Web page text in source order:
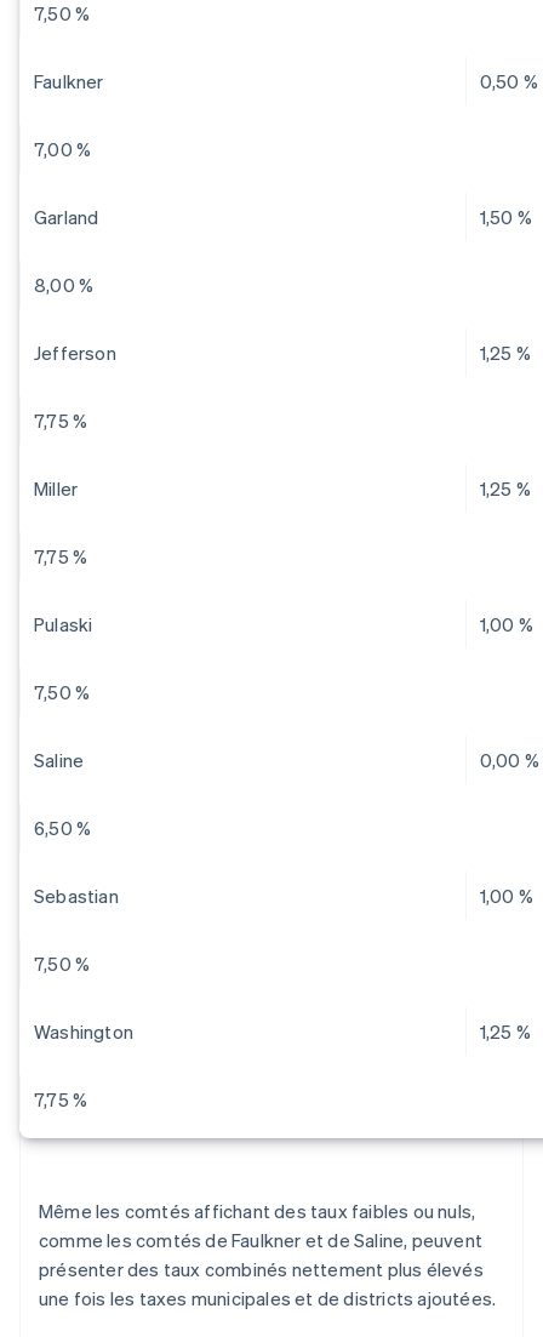
7,50 %
Faulkner 0,50 %
7,00 %
Garland 1,50 %
8,00 %
Jefferson 1,25 %
7,75 %
Miller 1,25 %
7,75 %
Pulaski 1,00 %
7,50 %
Saline 0,00 %
6,50 %
Sebastian 1,00 %
7,50 %
Washington 1,25 %
7,75 %
Même les comtés affichant des taux faibles ou nuls,
comme les comtés de Faulkner et de Saline, peuvent
présenter des taux combinés nettement plus élevés
une fois les taxes municipales et de districts ajoutées.